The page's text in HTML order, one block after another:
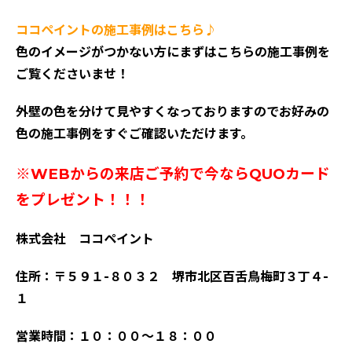
ココペイントの施工事例はこちら♪
色のイメージがつかない方にまずはこちらの施工事例を
ご覧くださいませ！
外壁の色を分けて見やすくなっておりますのでお好みの
色の施工事例をすぐご確認いただけます。
※WEBからの来店ご予約で今ならQUOカード
をプレゼント！！！
株式会社 ココペイント
住所：〒５９１-８０３２ 堺市北区百舌鳥梅町３丁４-
１
営業時間：１０：００～１８：００